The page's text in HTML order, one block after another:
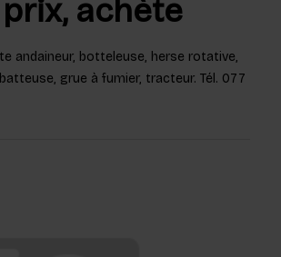
achète
andaineur, botteleuse, herse rotative,
grue à fumier, tracteur. Tél. 077